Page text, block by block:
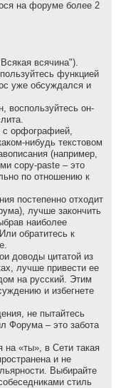
на форуме более 2
всячина").
функцией
уже обсуждался и
воспользуйтесь он-
с орфографией,
нибудь текстовом
(например,
copy-paste – это
по отношению к
постепенно отходит
лучше закончить
наиболее
обратитесь к
доводы цитатой из
лучше привести ее
на русский. Этим
и избегнете
не пытайтесь
Форума – это забота
«ты», в Сети такая
и не
Выбирайте
стиль